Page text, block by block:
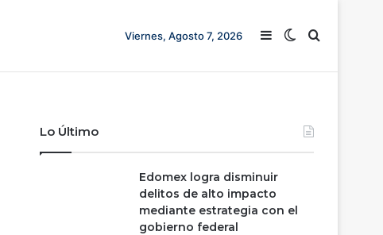
Viernes, Agosto 7, 2026 Barra lateral
Switch skin
Buscar
Lo Último
Edomex logra disminuir
delitos de alto impacto
mediante estrategia con el
gobierno federal